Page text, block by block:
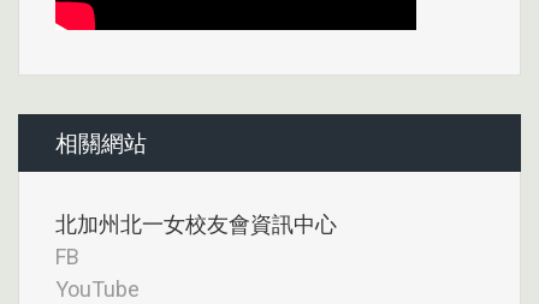
相關網站
北加州北一女校友會資訊中心
FB
YouTube